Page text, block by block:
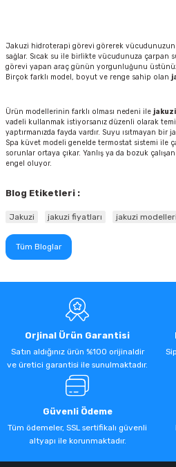
Jakuzi hidroterapi görevi görerek vücudunuzun
sağlar. Sıcak su ile birlikte vücudunuza çarpan
görevi yapan araç günün yorgunluğunu
Birçok farklı model, boyut ve renge sahip olan
Ürün modellerinin farklı olması nedeni ile
vadeli kullanmak istiyorsanız düzenli olarak
yaptırmanızda fayda vardır. Suyu ısıtmayan bir
Spa küvet modeli genelde termostat sistemi ile
sorunlar ortaya çıkar. Yanlış ya da bozuk
engel oluyor.
Blog Etiketleri :
Jakuzi jakuzi fiyatları jakuzi modelleri
Tüm Bloglar
Orjinal Ürün Garantisi
Satın aldığınız ürün %100 orijinaldir
ve üretici garantisi ile sunulmaktadır.
Güvenli Ödeme
Tüm ödemeler, SSL sertifikalı güvenli
altyapı ile korunmaktadır.